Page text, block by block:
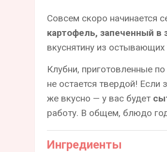
Совсем скоро начинается
картофель, запеченный в
вкуснятину из остывающих
Клубни, приготовленные
не остается твердой! Если
же вкусно — у вас будет
работу. В общем, блюдо
Ингредиенты